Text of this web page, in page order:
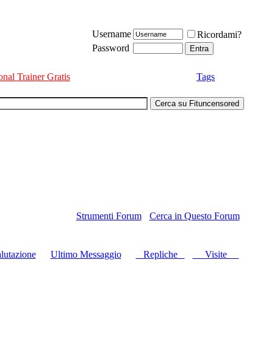
Username
Ricordami?
Password
Trainer Gratis Tags
Strumenti Forum Cerca in Questo Forum
Ultimo Messaggio Repliche Visite